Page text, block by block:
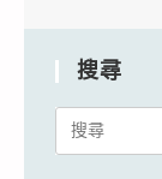
搜尋
Search